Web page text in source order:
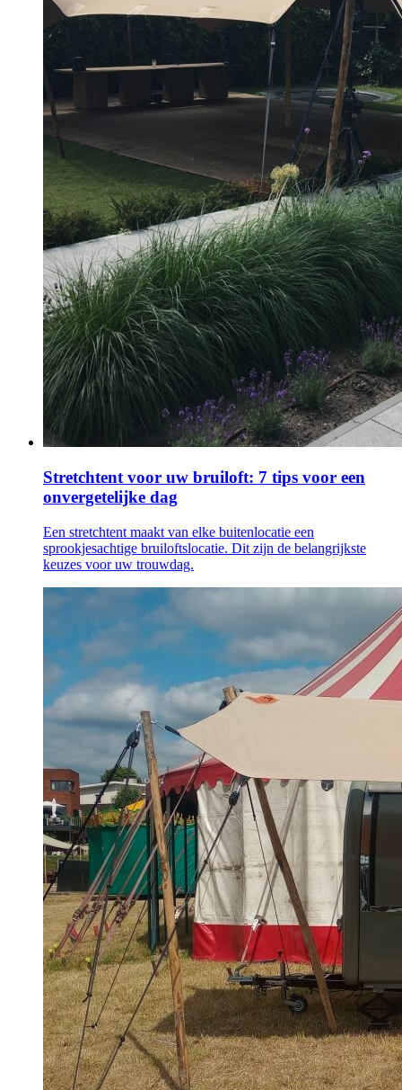
Stretchtent voor uw bruiloft: 7 tips voor een
onvergetelijke dag
Een stretchtent maakt van elke buitenlocatie een
sprookjesachtige bruiloftslocatie. Dit zijn de belangrijkste
keuzes voor uw trouwdag.